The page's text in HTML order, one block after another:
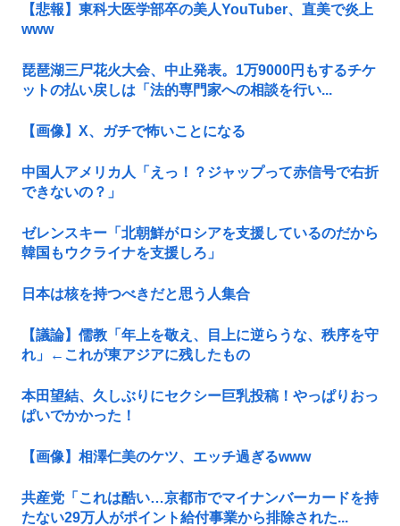
【悲報】東科大医学部卒の美人YouTuber、直美で炎上
www
琵琶湖三尸花火大会、中止発表。1万9000円もするチケ
ットの払い戻しは「法的専門家への相談を行い...
【画像】X、ガチで怖いことになる
中国人アメリカ人「えっ！？ジャップって赤信号で右折
できないの？」
ゼレンスキー「北朝鮮がロシアを支援しているのだから
韓国もウクライナを支援しろ」
日本は核を持つべきだと思う人集合
【議論】儒教「年上を敬え、目上に逆らうな、秩序を守
れ」←これが東アジアに残したもの
本田望結、久しぶりにセクシー巨乳投稿！やっぱりおっ
ぱいでかかった！
【画像】相澤仁美のケツ、エッチ過ぎるwww
共産党「これは酷い…京都市でマイナンバーカードを持
たない29万人がポイント給付事業から排除された...